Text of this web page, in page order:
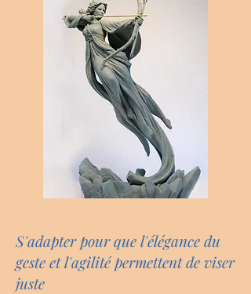
S'adapter pour que l'élégance du
geste et l'agilité permettent de viser
juste